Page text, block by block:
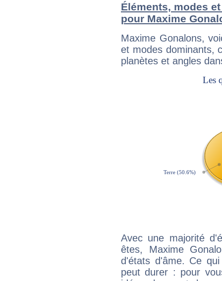
Éléments, modes
pour Maxime
Maxime Gonalons,
et modes dominants,
planètes et angles
Avec une majorité
êtes, Maxime
d'états d'âme. Ce
peut durer : pour